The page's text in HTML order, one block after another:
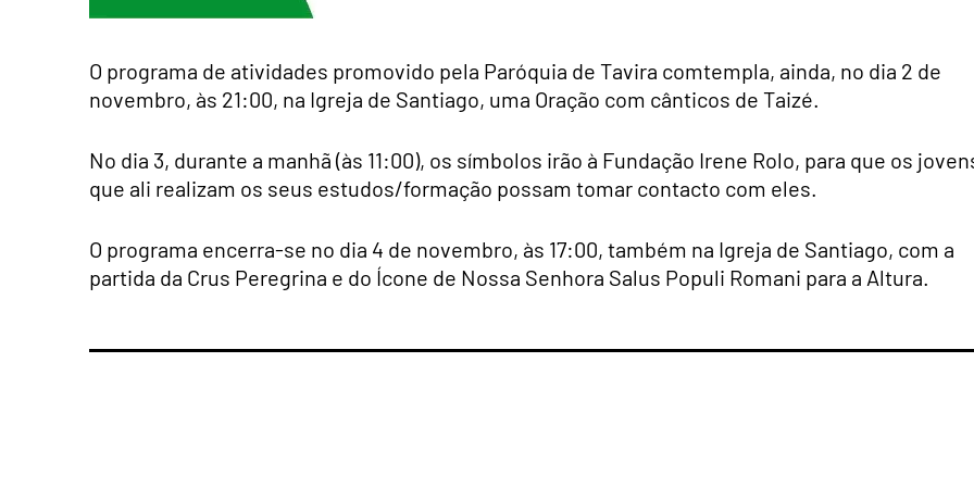
O programa de atividades promovido pela Paróquia de Tavira comtempla, ainda, no dia 2 de
novembro, às 21:00, na Igreja de Santiago, uma Oração com cânticos de Taizé.
No dia 3, durante a manhã (às 11:00), os símbolos irão à Fundação Irene Rolo, para que os
que ali realizam os seus estudos/formação possam tomar contacto com eles.
O programa encerra-se no dia 4 de novembro, às 17:00, também na Igreja de Santiago, com a
partida da Crus Peregrina e do Ícone de Nossa Senhora Salus Populi Romani para a Altura.